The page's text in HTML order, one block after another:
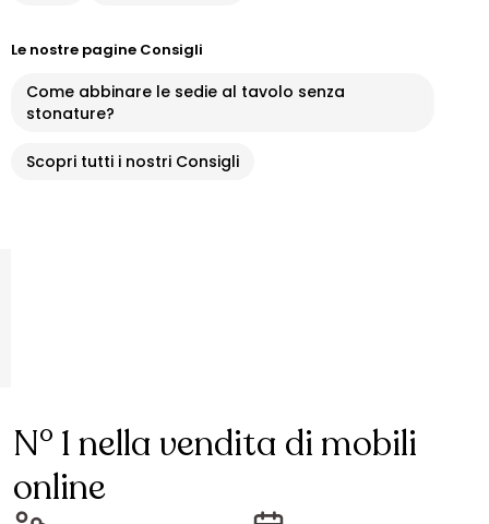
Le nostre pagine Consigli
Come abbinare le sedie al tavolo senza
stonature?
Scopri tutti i nostri Consigli
N° 1 nella vendita di mobili
online